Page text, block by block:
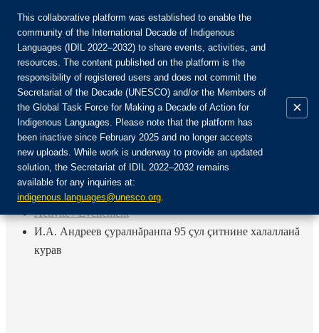
Rejoignez la communauté :
Login
FR
EN
ES
RU
Accueil
Activité / Événement
И.А. Андреев çуралнăранпа 95 çул çитнине халалланă
курав
This collaborative platform was established to enable the
community of the International Decade of Indigenous
Languages (IDIL 2022–2032) to share events, activities, and
resources. The content published on the platform is the
responsibility of registered users and does not commit the
Secretariat of the Decade (UNESCO) and/or the Members of
the Global Task Force for Making a Decade of Action for
Indigenous Languages. Please note that the platform has
been inactive since February 2025 and no longer accepts
new uploads. While work is underway to provide an updated
solution, the Secretariat of IDIL 2022–2032 remains
available for any inquiries at:
indigenous.languages@unesco.org.
×